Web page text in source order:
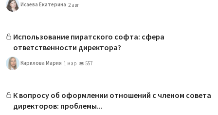
Исаева Екатерина 2 авг
Использование пиратского софта: сфера
ответственности директора?
Кирилова Мария 1 мар 557
К вопросу об оформлении отношений с членом совета
директоров: проблемы...